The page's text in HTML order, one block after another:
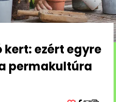
ezért egyre
permakultúra